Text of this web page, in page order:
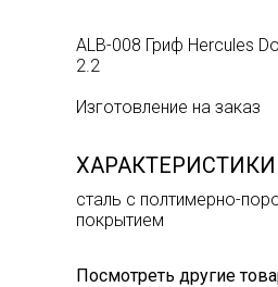
ALB-008 Гриф Hercules
2.2
Изготовление на заказ
ХАРАКТЕРИСТИКИ
сталь с полтимерно-
покрытием
Посмотреть другие